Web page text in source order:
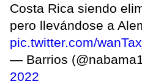
Costa Rica siendo
pero llevándose a
pic.twitter.com/
— Barrios
2022